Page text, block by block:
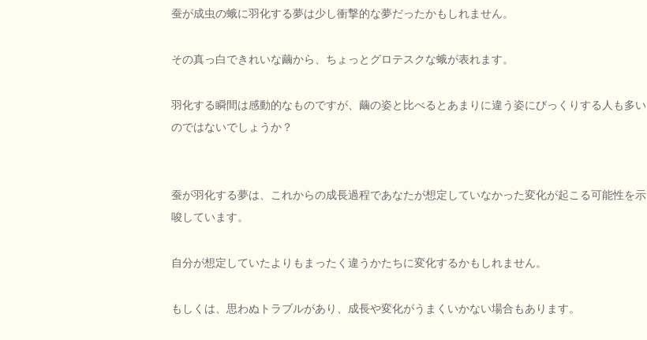
蚕が成虫の蛾に羽化する夢は少し衝撃的な夢だったかもしれません。
その真っ白できれいな繭から、ちょっとグロテスクな蛾が表れます。
羽化する瞬間は感動的なものですが、繭の姿と比べるとあまりに違う姿にびっくりする人も多い
のではないでしょうか？
蚕が羽化する夢は、これからの成長過程であなたが想定していなかった変化が起こる可能性を示
唆しています。
自分が想定していたよりもまったく違うかたちに変化するかもしれません。
もしくは、思わぬトラブルがあり、成長や変化がうまくいかない場合もあります。